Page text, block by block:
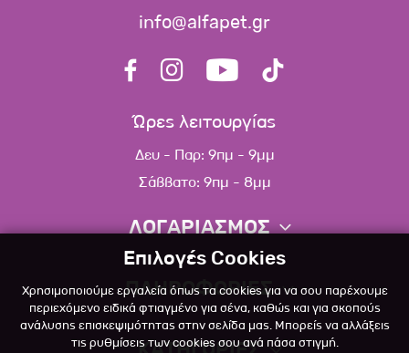
info@alfapet.gr
Ώρες λειτουργίας
Δευ - Παρ: 9πμ - 9μμ
Σάββατο: 9πμ - 8μμ
ΛΟΓΑΡΙΑΣΜΟΣ
Πληροφορίες λογαριασμού
Λίστα αγαπημένων
Πολιτική επιστροφών
ΠΛΗΡΟΦΟΡΙΕΣ
Σχετικά
Επιλογές Cookies
Χρησιμοποιούμε εργαλεία όπως τα cookies για να σου παρέχουμε
περιεχόμενο ειδικά φτιαγμένο για σένα, καθώς και για σκοπούς
ανάλυσης επισκεψιμότητας στην σελίδα μας. Μπορείς να αλλάξεις
τις ρυθμίσεις των cookies σου ανά πάσα στιγμή.